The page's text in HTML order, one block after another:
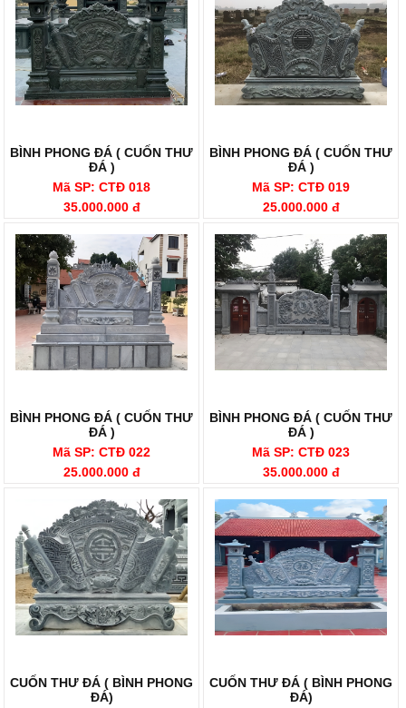
BÌNH PHONG ĐÁ ( CUỐN THƯ
ĐÁ )
Mã SP: CTĐ 018
35.000.000 đ
BÌNH PHONG ĐÁ ( CUỐN THƯ
ĐÁ )
Mã SP: CTĐ 019
25.000.000 đ
BÌNH PHONG ĐÁ ( CUỐN THƯ
ĐÁ )
Mã SP: CTĐ 022
25.000.000 đ
BÌNH PHONG ĐÁ ( CUỐN THƯ
ĐÁ )
Mã SP: CTĐ 023
35.000.000 đ
CUỐN THƯ ĐÁ ( BÌNH PHONG
ĐÁ)
CUỐN THƯ ĐÁ ( BÌNH PHONG
ĐÁ)